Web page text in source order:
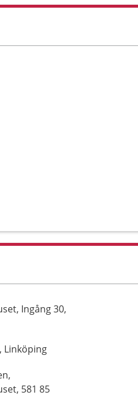
Ingång 30,
Linköping
581 85